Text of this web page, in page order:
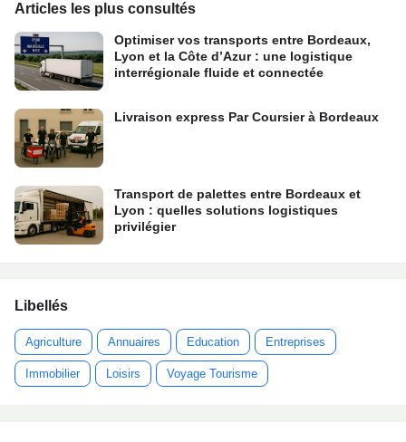
Articles les plus consultés
Optimiser vos transports entre Bordeaux,
Lyon et la Côte d’Azur : une logistique
interrégionale fluide et connectée
Livraison express Par Coursier à Bordeaux
Transport de palettes entre Bordeaux et
Lyon : quelles solutions logistiques
privilégier
Libellés
Agriculture Annuaires Education Entreprises
Immobilier Loisirs Voyage Tourisme